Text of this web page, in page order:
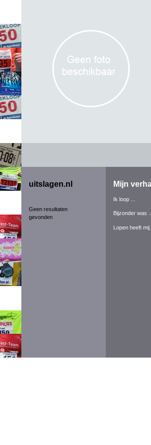
uitslagen.nl
Geen resultaten
gevonden
Mijn
Ik loop ...
Bijzonder was ...
Lopen heeft mij